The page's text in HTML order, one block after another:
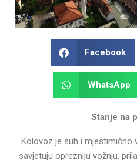
Facebook
WhatsApp
Stanje na
Kolovoz je suh i mjestimično
savjetuju oprezniju vožnju,